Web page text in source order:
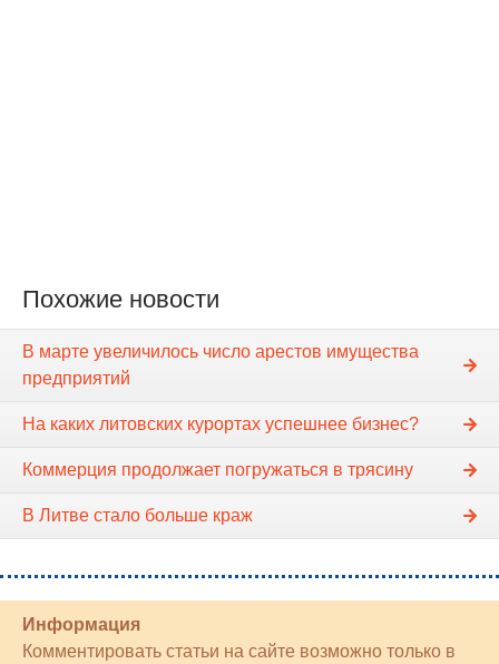
Похожие новости
В марте увеличилось число арестов имущества
предприятий
На каких литовских курортах успешнее бизнес?
Коммерция продолжает погружаться в трясину
В Литве стало больше краж
Информация
Комментировать статьи на сайте возможно только в